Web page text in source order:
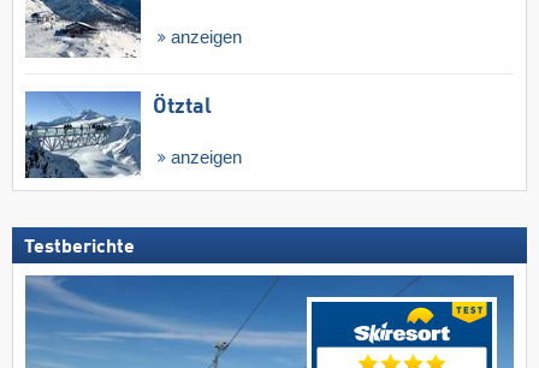
anzeigen
Ötztal
anzeigen
Testberichte